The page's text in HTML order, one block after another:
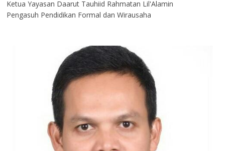
Ketua Yayasan Daarut Tauhiid Rahmatan Lil'Alamin
Pengasuh Pendidikan Formal dan Wirausaha